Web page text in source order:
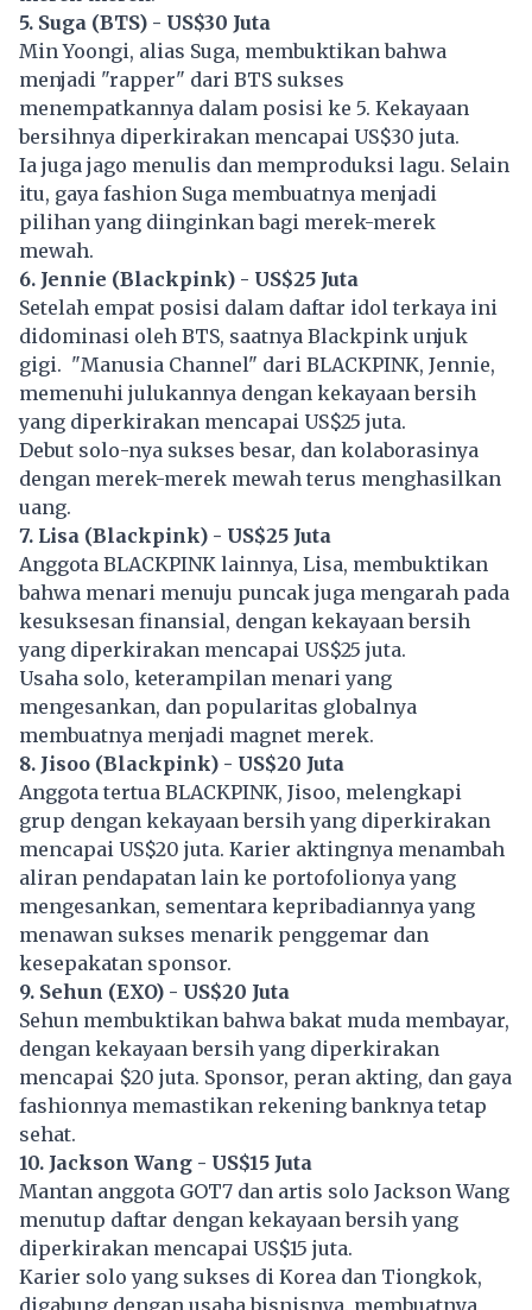
5. Suga (BTS) - US$30 Juta
Min Yoongi, alias Suga, membuktikan bahwa
menjadi "rapper" dari BTS sukses
menempatkannya dalam posisi ke 5. Kekayaan
bersihnya diperkirakan mencapai US$30 juta.
Ia juga jago menulis dan memproduksi lagu. Selain
itu, gaya fashion Suga membuatnya menjadi
pilihan yang diinginkan bagi merek-merek
mewah.
6. Jennie (Blackpink) - US$25 Juta
Setelah empat posisi dalam daftar idol terkaya ini
didominasi oleh BTS, saatnya Blackpink unjuk
gigi. "Manusia Channel" dari BLACKPINK, Jennie,
memenuhi julukannya dengan kekayaan bersih
yang diperkirakan mencapai US$25 juta.
Debut solo-nya sukses besar, dan kolaborasinya
dengan merek-merek mewah terus menghasilkan
uang.
7. Lisa (Blackpink) - US$25 Juta
Anggota BLACKPINK lainnya, Lisa, membuktikan
bahwa menari menuju puncak juga mengarah pada
kesuksesan finansial, dengan kekayaan bersih
yang diperkirakan mencapai US$25 juta.
Usaha solo, keterampilan menari yang
mengesankan, dan popularitas globalnya
membuatnya menjadi magnet merek.
8. Jisoo (Blackpink) - US$20 Juta
Anggota tertua BLACKPINK, Jisoo, melengkapi
grup dengan kekayaan bersih yang diperkirakan
mencapai US$20 juta. Karier aktingnya menambah
aliran pendapatan lain ke portofolionya yang
mengesankan, sementara kepribadiannya yang
menawan sukses menarik penggemar dan
kesepakatan sponsor.
9. Sehun (EXO) - US$20 Juta
Sehun membuktikan bahwa bakat muda membayar,
dengan kekayaan bersih yang diperkirakan
mencapai $20 juta. Sponsor, peran akting, dan gaya
fashionnya memastikan rekening banknya tetap
sehat.
10. Jackson Wang - US$15 Juta
Mantan anggota GOT7 dan artis solo Jackson Wang
menutup daftar dengan kekayaan bersih yang
diperkirakan mencapai US$15 juta.
Karier solo yang sukses di Korea dan Tiongkok,